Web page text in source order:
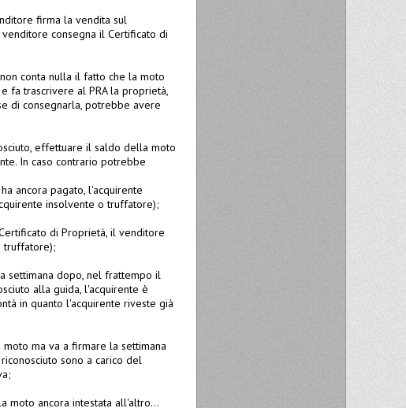
firma la vendita sul
consegna il Certificato di
conta nulla il fatto che la moto
fa trascrivere al PRA la proprietà,
di consegnarla, potrebbe avere
effettuare il saldo della moto
In caso contrario potrebbe
ancora pagato, l'acquirente
insolvente o truffatore);
di Proprietà, il venditore
truffatore);
settimana dopo, nel frattempo il
alla guida, l'acquirente è
in quanto l'acquirente riveste già
ma va a firmare la settimana
sono a carico del
moto ancora intestata all'altro...